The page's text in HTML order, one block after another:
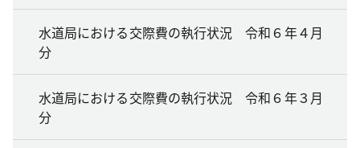
水道局における交際費の執行状況 令和６年４月
分
水道局における交際費の執行状況 令和６年３月
分